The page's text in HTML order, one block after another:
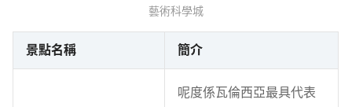
藝術科學城
景點名稱 簡介
呢度係瓦倫西亞最具代表